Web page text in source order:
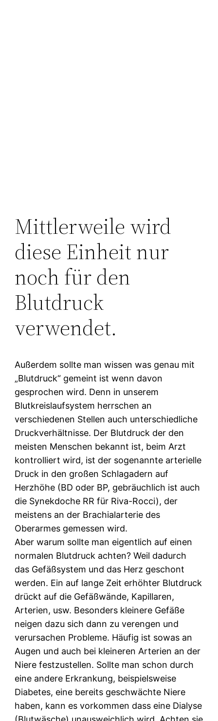
Mittlerweile wird
diese Einheit nur
noch für den
Blutdruck
verwendet.
Außerdem sollte man wissen was genau mit
„Blutdruck“ gemeint ist wenn davon
gesprochen wird. Denn in unserem
Blutkreislaufsystem herrschen an
verschiedenen Stellen auch unterschiedliche
Druckverhältnisse. Der Blutdruck der den
meisten Menschen bekannt ist, beim Arzt
kontrolliert wird, ist der sogenannte arterielle
Druck in den großen Schlagadern auf
Herzhöhe (BD oder BP, gebräuchlich ist auch
die Synekdoche RR für Riva-Rocci), der
meistens an der Brachialarterie des
Oberarmes gemessen wird.
Aber warum sollte man eigentlich auf einen
normalen Blutdruck achten? Weil dadurch
das Gefäßsystem und das Herz geschont
werden. Ein auf lange Zeit erhöhter Blutdruck
drückt auf die Gefäßwände, Kapillaren,
Arterien, usw. Besonders kleinere Gefäße
neigen dazu sich dann zu verengen und
verursachen Probleme. Häufig ist sowas an
Augen und auch bei kleineren Arterien an der
Niere festzustellen. Sollte man schon durch
eine andere Erkrankung, beispielsweise
Diabetes, eine bereits geschwächte Niere
haben, kann es vorkommen dass eine Dialyse